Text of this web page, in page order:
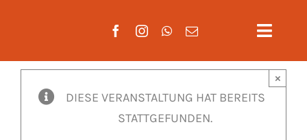
Toggle
DIESE VERANSTALTUNG HAT BEREITS
STATTGEFUNDEN.
×